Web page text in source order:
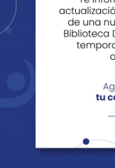
Revista Fácil Vivir
Sedes